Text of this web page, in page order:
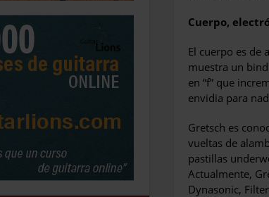
Cuerpo,
El cuerpo es de
muestra un
en “f” que
envidia para
Gretsch es
vueltas de
pastillas
Actualmente,
Dynasonic,